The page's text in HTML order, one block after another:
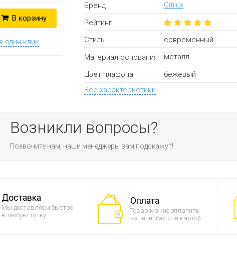
В корзину
один клик
Бренд
Citilux
Рейтинг
Стиль
современный
Материал основания
металл
Цвет плафона
бежевый
Все характеристики
Возникли вопросы?
Позвоните нам, наши менеджеры вам подскажут!
Доставка
Мы доставляем быстро
в любую точку
Оплата
Товар можно оплатить
наличными или картой